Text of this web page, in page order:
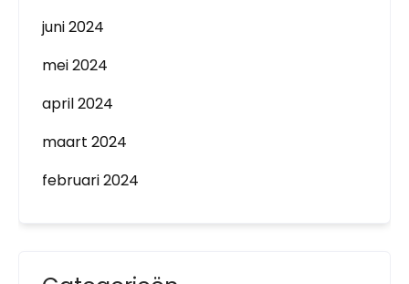
juni 2024
mei 2024
april 2024
maart 2024
februari 2024